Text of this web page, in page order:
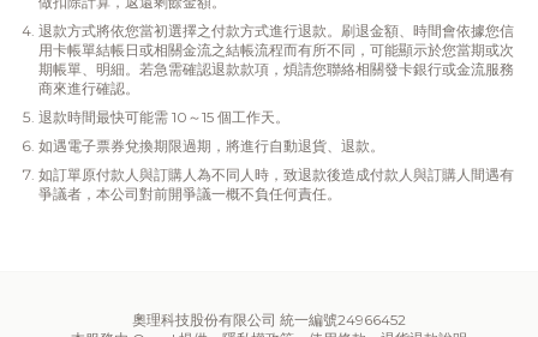
退款方式將依您當初選擇之付款方式進行退款。刷退金額、時間會依據您信
用卡帳單結帳日或相關金流之結帳流程而有所不同，可能顯示於您當期或次
期帳單、明細。若急需確認退款款項，煩請您聯絡相關發卡銀行或金流服務
商來進行確認。
退款時間最快可能需 10～15 個工作天。
如遇電子票券兌換期限過期，將進行自動退貨、退款。
如訂單原付款人與訂購人為不同人時，致退款後造成付款人與訂購人間遇有
爭議者，本公司對前開爭議一概不負任何責任。
奧理科技股份有限公司 統一編號24966452